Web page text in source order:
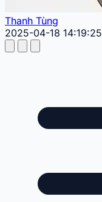
Thanh Tùng
2025-04-18 14:19:25